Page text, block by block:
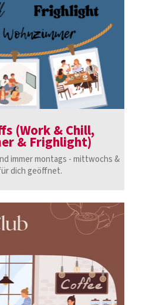
(Work & Chill,
& Frighlight)
immer montags - mittwochs &
dich geöffnet.